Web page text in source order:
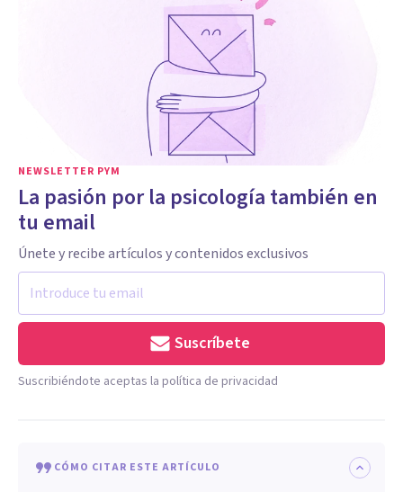
NEWSLETTER PYM
La pasión por la psicología también en
tu email
Únete y recibe artículos y contenidos exclusivos
Suscríbete
Suscribiéndote aceptas la política de privacidad
CÓMO CITAR ESTE ARTÍCULO